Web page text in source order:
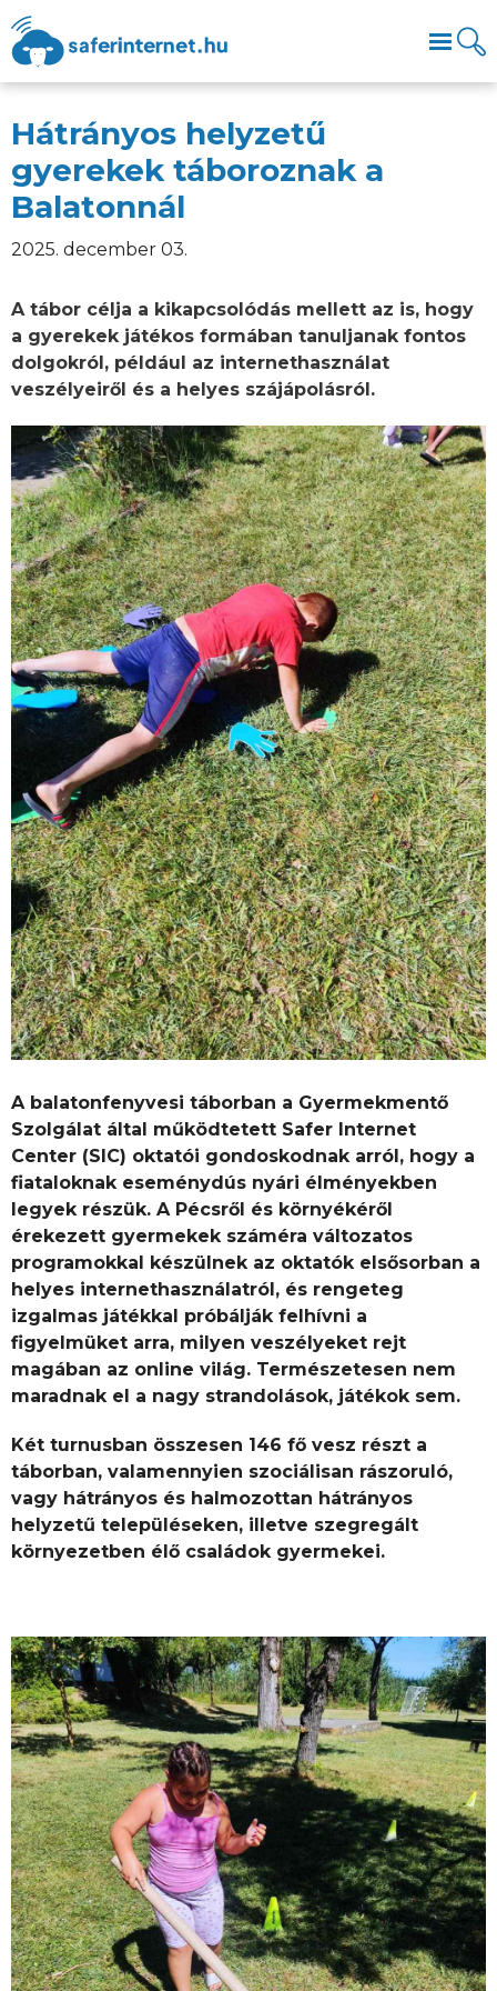
Hátrányos helyzetű
gyerekek táboroznak a
Balatonnál
2025. december 03.
A tábor célja a kikapcsolódás mellett az is, hogy
a gyerekek játékos formában tanuljanak fontos
dolgokról, például az internethasználat
veszélyeiről és a helyes szájápolásról.
A balatonfenyvesi táborban a Gyermekmentő
Szolgálat által működtetett Safer Internet
Center (SIC) oktatói gondoskodnak arról, hogy a
fiataloknak eseménydús nyári élményekben
legyek részük. A Pécsről és környékéről
érekezett gyermekek száméra változatos
programokkal készülnek az oktatók elsősorban a
helyes internethasználatról, és rengeteg
izgalmas játékkal próbálják felhívni a
figyelmüket arra, milyen veszélyeket rejt
magában az online világ. Természetesen nem
maradnak el a nagy strandolások, játékok sem.
Két turnusban összesen 146 fő vesz részt a
táborban, valamennyien szociálisan rászoruló,
vagy hátrányos és halmozottan hátrányos
helyzetű településeken, illetve szegregált
környezetben élő családok gyermekei.